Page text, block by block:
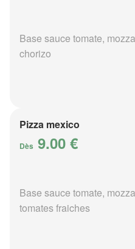
Base sauce tomate,
chorizo
Pizza mexico
Dès 9.00 €
Base sauce tomate,
tomates fraiches